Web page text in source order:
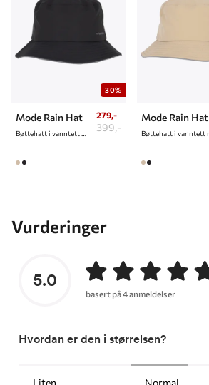
30%
Mode Rain Hat
Bøttehatt i vanntett materiale
279,-
399,-
Mode Rain Hat
Vurderinger
5.0
basert på 4 anmeldelser
Hvordan er den i størrelsen?